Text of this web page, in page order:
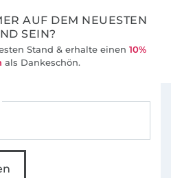
AUF DEM NEUESTEN
SEIN?
Stand & erhalte einen 10%
als Dankeschön.